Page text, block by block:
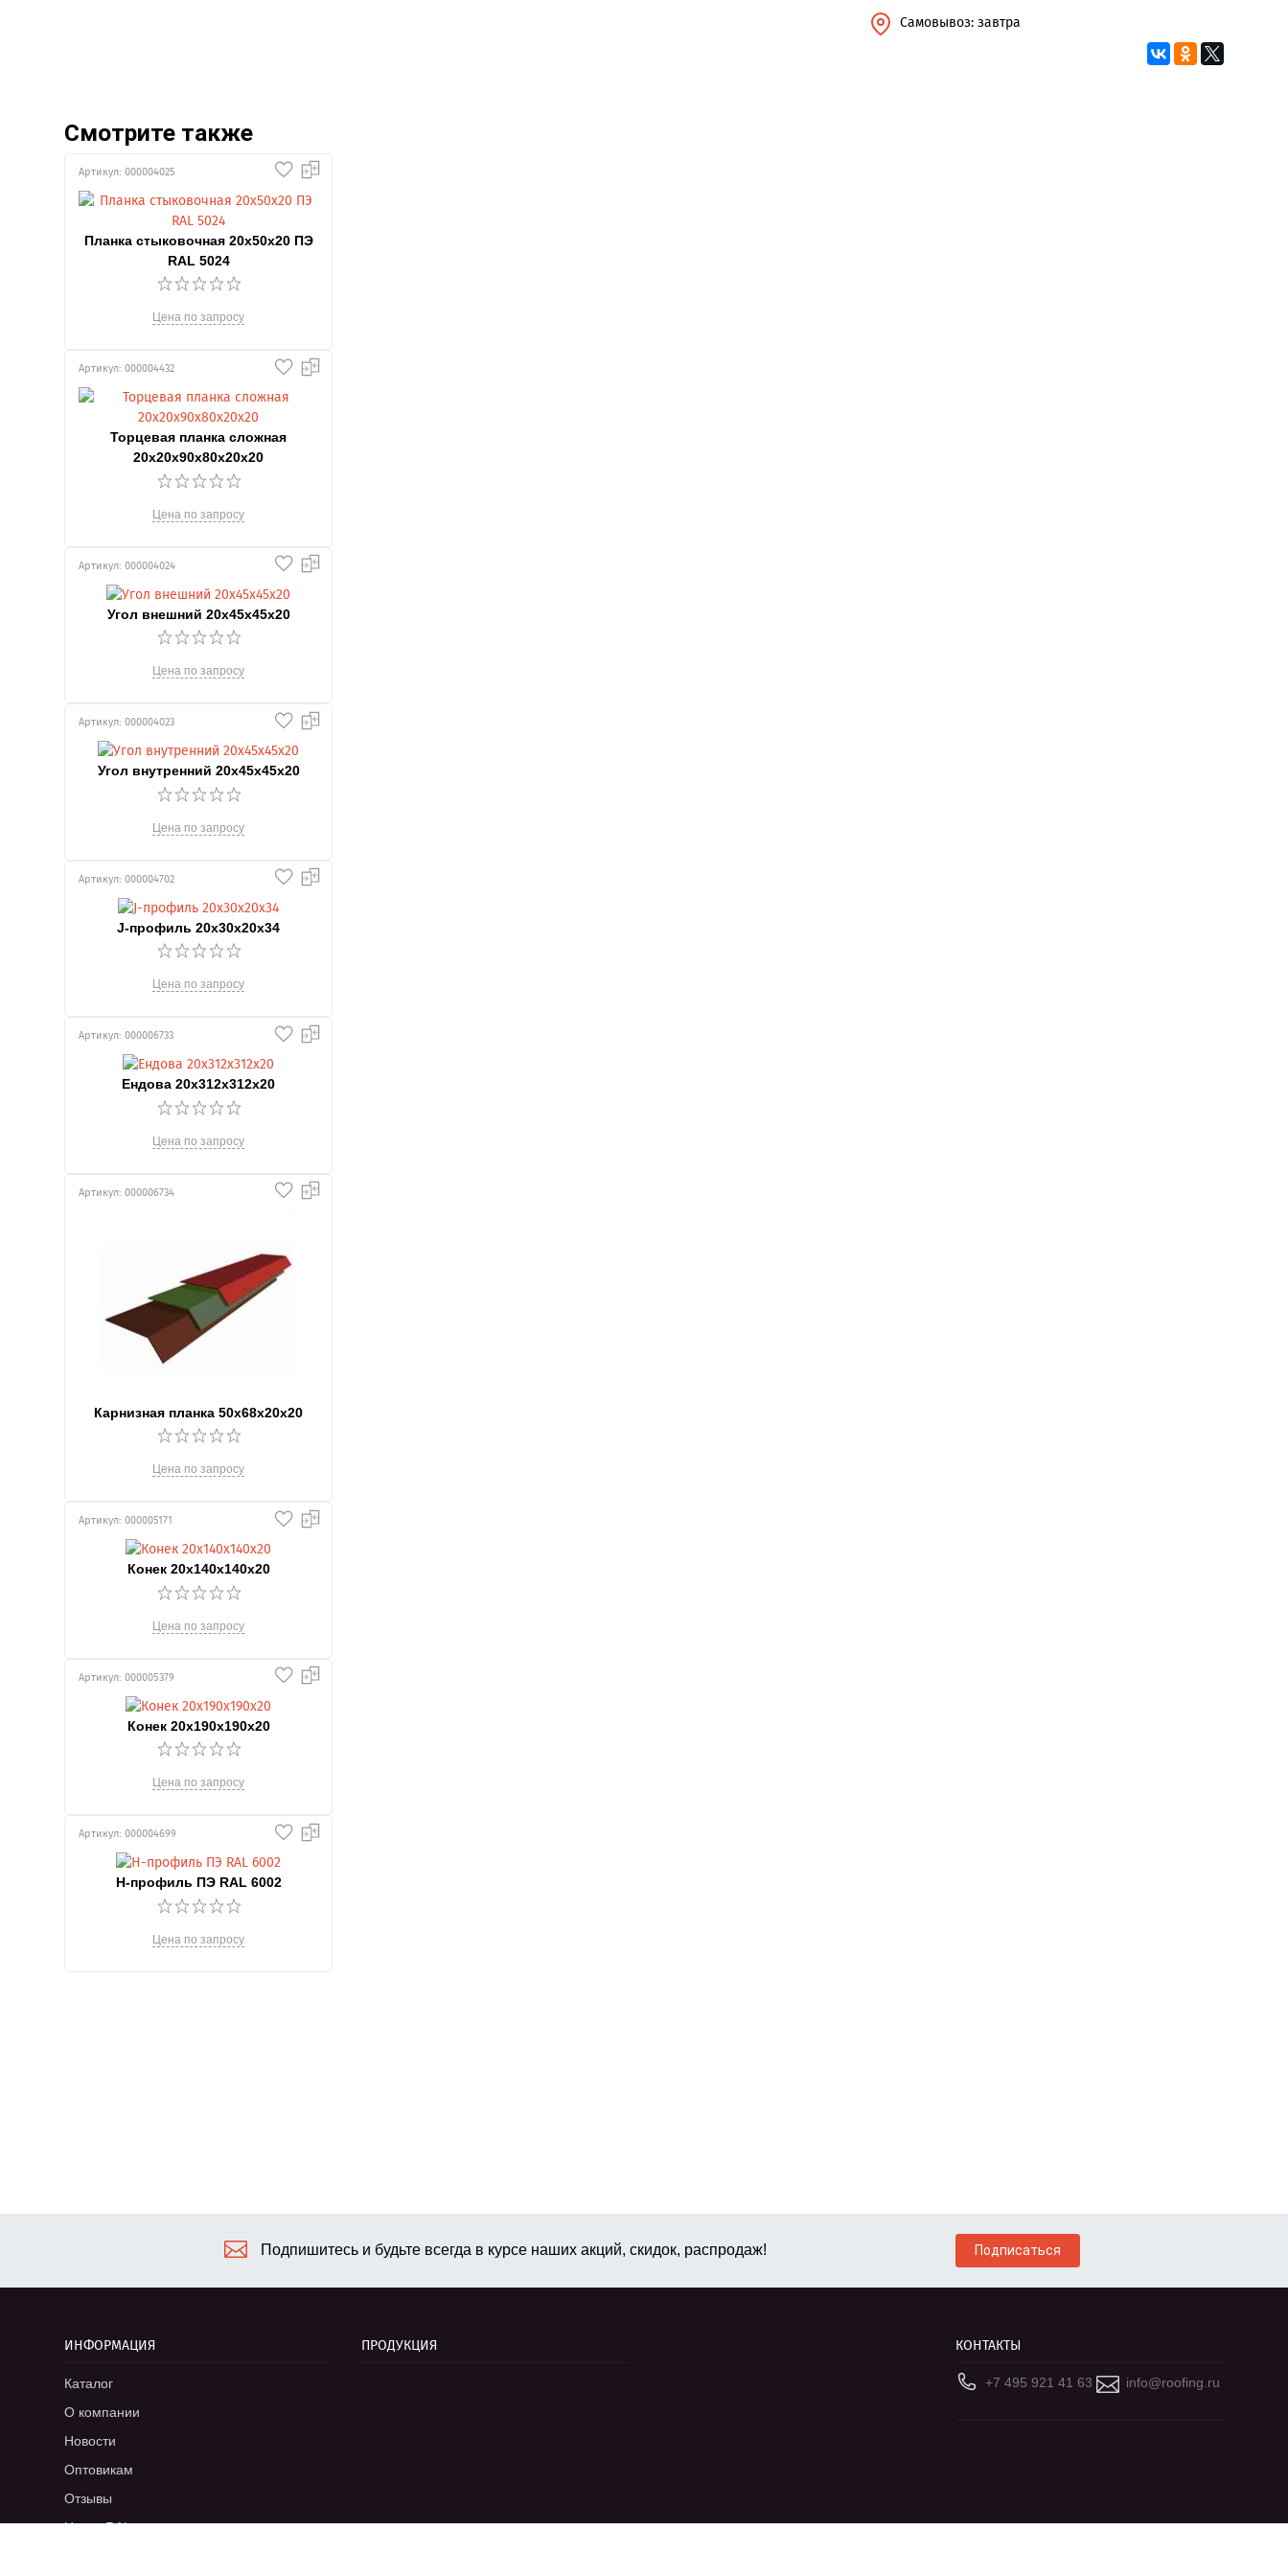
Самовывоз: завтра
Смотрите также
Артикул: 000004025
Планка стыковочная 20х50х20 ПЭ
RAL 5024
Цена по запросу
Артикул: 000004432
Торцевая планка сложная
20х20х90х80х20х20
Цена по запросу
Артикул: 000004024
Угол внешний 20х45х45х20
Цена по запросу
Артикул: 000004023
Угол внутренний 20х45х45х20
Цена по запросу
Артикул: 000004702
J-профиль 20х30х20х34
Цена по запросу
Артикул: 000006733
Ендова 20х312х312х20
Цена по запросу
Артикул: 000006734
Карнизная планка 50х68х20х20
Цена по запросу
Артикул: 000005171
Конек 20х140х140х20
Цена по запросу
Артикул: 000005379
Конек 20х190х190х20
Цена по запросу
Артикул: 000004699
Н-профиль ПЭ RAL 6002
Цена по запросу
Подпишитесь и будьте всегда в курсе наших акций, скидок, распродаж! Подписаться
ИНФОРМАЦИЯ
Каталог
О компании
Новости
Оптовикам
Отзывы
Цвета RAL
ПРОДУКЦИЯ КОНТАКТЫ
+7 495 921 41 63 info@roofing.ru